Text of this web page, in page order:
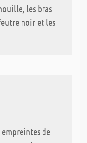
les bras
noir et les
de